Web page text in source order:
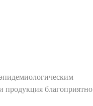
продукция благоприятно